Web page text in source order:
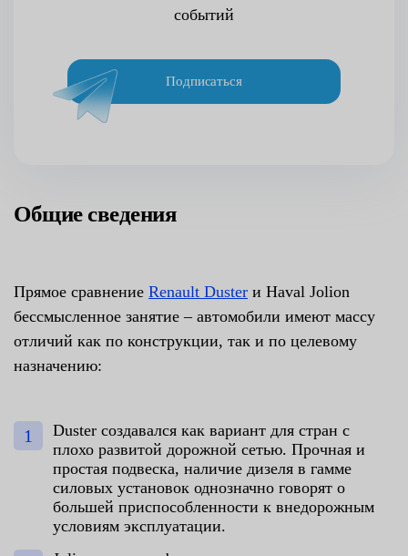
событий
Подписаться
Общие сведения
Прямое сравнение Renault Duster и Haval Jolion
бессмысленное занятие – автомобили имеют массу
отличий как по конструкции, так и по целевому
назначению:
Duster создавался как вариант для стран с
плохо развитой дорожной сетью. Прочная и
простая подвеска, наличие дизеля в гамме
силовых установок однозначно говорят о
большей приспособленности к внедорожным
условиям эксплуатации.